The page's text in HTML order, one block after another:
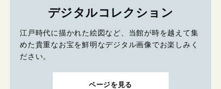
デジタルコレクション
江戸時代に描かれた絵図など、当館が時を越えて集
めた貴重なお宝を鮮明なデジタル画像でお楽しみく
ださい。
ページを見る